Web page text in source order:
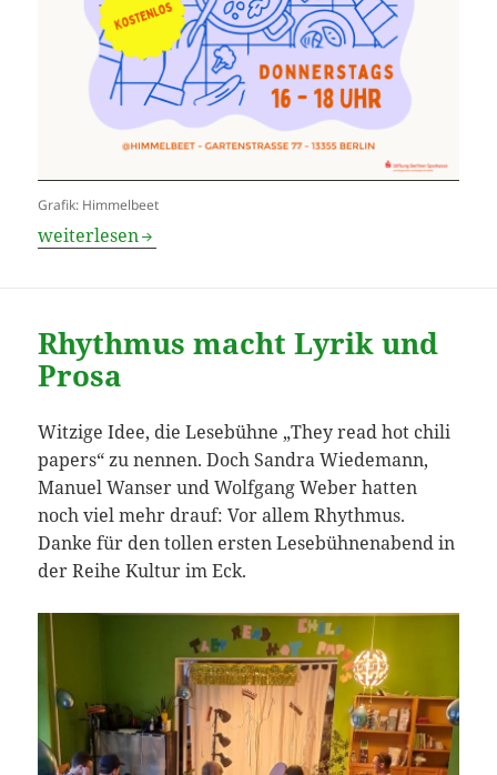
Grafik: Himmelbeet
Stimmt ab für Himmelbeet!
weiterlesen
Rhythmus macht Lyrik und
Prosa
Witzige Idee, die Lesebühne „They read hot chili
papers“ zu nennen. Doch Sandra Wiedemann,
Manuel Wanser und Wolfgang Weber hatten
noch viel mehr drauf: Vor allem Rhythmus.
Danke für den tollen ersten Lesebühnenabend in
der Reihe Kultur im Eck.